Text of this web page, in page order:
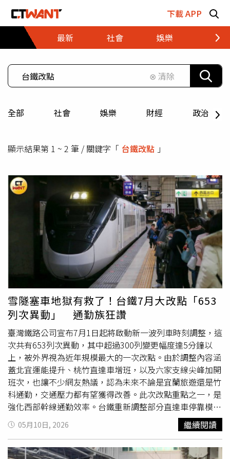
下載 APP
最新
社會 娛樂 財經
⊗ 清除
全部 社會 娛樂 財經 政治
顯示結果第 1 ~ 2 筆 / 關鍵字「 台鐵改點 」
雪隧塞車地獄有救了！台鐵7月大改點「653
列次異動」 通勤族狂讚
臺灣鐵路公司宣布7月1日起將啟動新一波列車時刻調整，這
次共有653列次異動，其中超過300列變更幅度達5分鐘以
上，被外界視為近年規模最大的一次改點。由於調整內容涵
蓋北宜運能提升、桃竹直達車增班，以及六家支線尖峰加開
班次，也讓不少網友熱議，認為未來不論是宜蘭旅遊還是竹
科通勤，交通壓力都有望獲得改善。此次改點重點之一，是
強化西部幹線通勤效率。台鐵重新調整部分直達車停靠模式
與班次配置，特別針對桃園、新竹等跨區通勤需求高的區域
增加服務量能。週末期間還將增開北中直達普悠瑪列車，希
望紓解假日返鄉與出遊人潮。不少通勤族認為，桃園與新竹
近年人口與就業持續增加，尤其竹科帶動大量雙北往返需
05月10日, 2026 繼續閱讀